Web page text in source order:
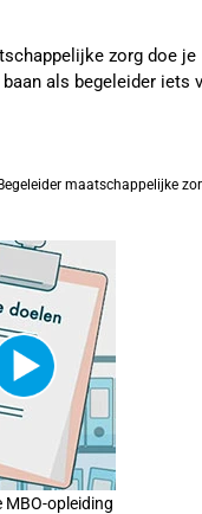
zorg doe
als begeleider iets
maatschappelijke
MBO-opleiding